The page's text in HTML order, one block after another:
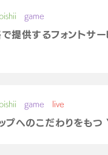
game
提供するフォントサ
game live
ップへのこだわりを